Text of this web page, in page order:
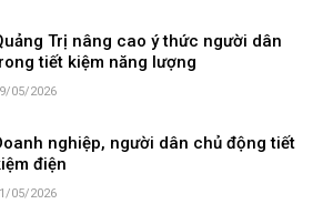
Trị nâng cao ý thức người dân
tiết kiệm năng lượng
05/2026
nghiệp, người dân chủ động tiết
điện
05/2026